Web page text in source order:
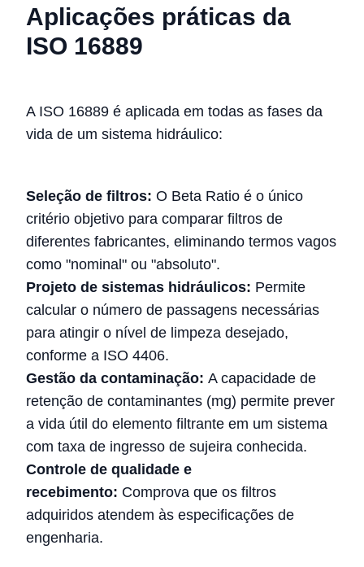
Aplicações práticas da
ISO 16889
A ISO 16889 é aplicada em todas as fases da
vida de um sistema hidráulico:
Seleção de filtros: O Beta Ratio é o único
critério objetivo para comparar filtros de
diferentes fabricantes, eliminando termos vagos
como "nominal" ou "absoluto".
Projeto de sistemas hidráulicos: Permite
calcular o número de passagens necessárias
para atingir o nível de limpeza desejado,
conforme a ISO 4406.
Gestão da contaminação: A capacidade de
retenção de contaminantes (mg) permite prever
a vida útil do elemento filtrante em um sistema
com taxa de ingresso de sujeira conhecida.
Controle de qualidade e
recebimento: Comprova que os filtros
adquiridos atendem às especificações de
engenharia.